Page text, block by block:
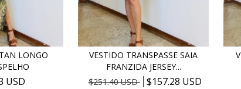
LONGO
USD
VESTIDO TRANSPASSE SAIA
FRANZIDA JERSEY...
$251.40 USD $157.28 USD